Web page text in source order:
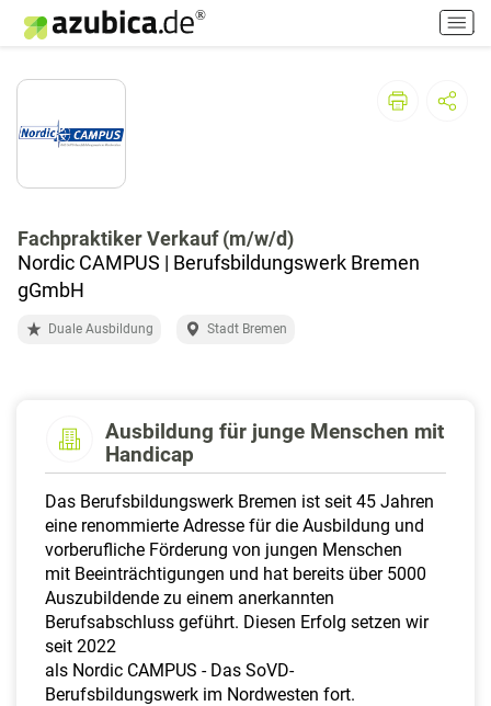
H
a
p
s
h
Fachpraktiker Verkauf (m/w/d)
Nordic CAMPUS | Berufsbildungswerk Bremen
gGmbH
Duale Ausbildung Stadt Bremen
Ausbildung für junge Menschen mit
Handicap
Das Berufsbildungswerk Bremen ist seit 45 Jahren
eine renommierte Adresse für die Ausbildung und
vorberufliche Förderung von jungen Menschen
mit Beeinträchtigungen und hat bereits über 5000
Auszubildende zu einem anerkannten
Berufsabschluss geführt. Diesen Erfolg setzen wir
seit 2022
als Nordic CAMPUS - Das SoVD-
Berufsbildungswerk im Nordwesten fort.